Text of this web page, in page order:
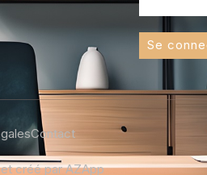
Se
Contact
créé par AZApp